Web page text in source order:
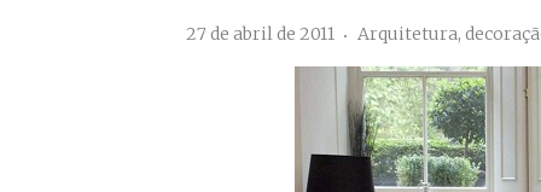
27 de abril de 2011 Arquitetura,